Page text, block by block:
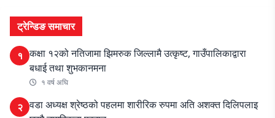
ट्रेन्डिङ समाचार
१ कक्षा १२को नतिजामा झिमरुक जिल्लामै उत्कृष्ट, गाउँपालिकाद्वारा
बधाई तथा शुभकानमना
१ वर्ष अघि
२ वडा अध्यक्ष श्रेष्ठको पहलमा शारीरिक रुपमा अति अशक्त दिलिपलाइ